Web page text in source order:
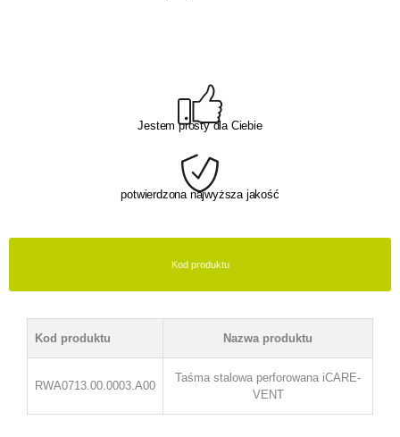
Jestem prosty dla Ciebie
potwierdzona najwyższa jakość
Kod produktu
Kod produktu Nazwa produktu
RWA0713.00.0003.A00
Taśma stalowa perforowana iCARE-
VENT